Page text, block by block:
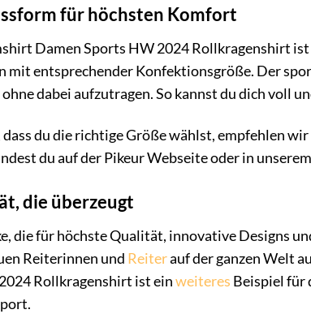
für höchsten Komfort
Damen Sports HW 2024 Rollkragenshirt
mit entsprechender Konfektionsgröße. Der
dabei aufzutragen. So kannst du dich voll
du die richtige Größe wählst, empfehlen
du auf der Pikeur Webseite oder in
die überzeugt
die für höchste Qualität, innovative Designs
Reiterinnen und Reiterauf der ganzen Welt
Rollkragenshirt ist einweiteres Beispiel für